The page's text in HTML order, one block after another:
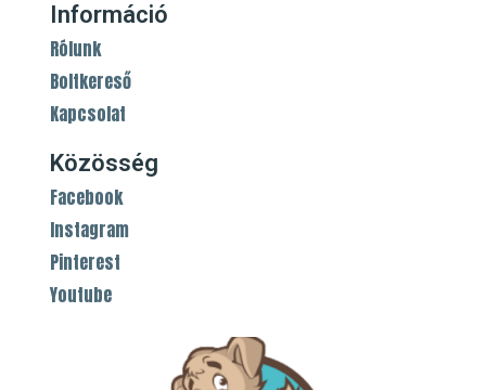
Információ
Rólunk
Boltkereső
Kapcsolat
Közösség
Facebook
Instagram
Pinterest
Youtube